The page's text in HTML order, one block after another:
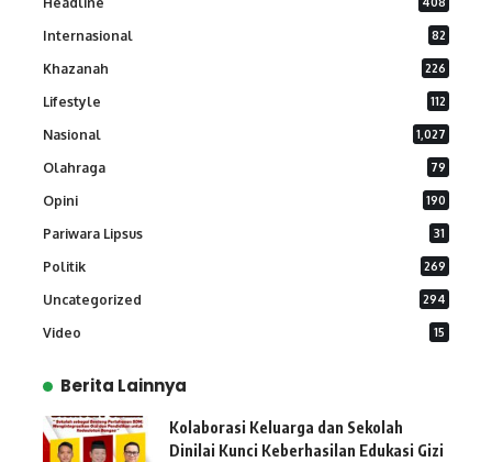
Internasional 82
Khazanah 226
Lifestyle 112
Nasional 1,027
Olahraga 79
Opini 190
Pariwara Lipsus 31
Politik 269
Uncategorized 294
Video 15
Berita Lainnya
Kolaborasi Keluarga dan Sekolah
Dinilai Kunci Keberhasilan Edukasi Gizi